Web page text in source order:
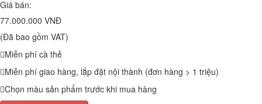
Giá bán:
77.000.000 VNĐ
(Đã bao gồm VAT)
Miễn phí cà thẻ
Miễn phí giao hàng, lắp đặt nội thành (đơn hàng > 1 triệu)
Chọn màu sản phẩm trước khi mua hàng